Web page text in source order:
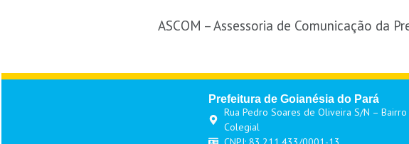
ASCOM – Assessoria de Comunicação da
Prefeitura de Goianésia do Pará
Rua Pedro Soares de Oliveira S/N – Bairro
Colegial